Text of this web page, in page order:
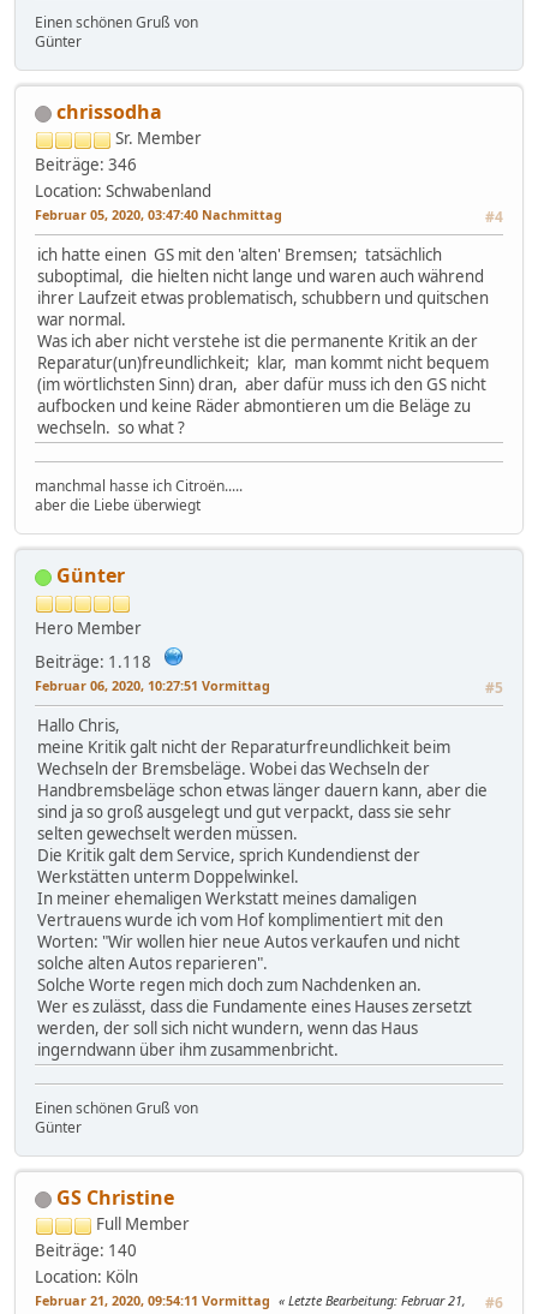
Einen schönen Gruß von
Günter
chrissodha
Sr. Member
Beiträge: 346
Location: Schwabenland
Februar 05, 2020, 03:47:40 Nachmittag #4
ich hatte einen GS mit den 'alten' Bremsen; tatsächlich
suboptimal, die hielten nicht lange und waren auch während
ihrer Laufzeit etwas problematisch, schubbern und quitschen
war normal.
Was ich aber nicht verstehe ist die permanente Kritik an der
Reparatur(un)freundlichkeit; klar, man kommt nicht bequem
(im wörtlichsten Sinn) dran, aber dafür muss ich den GS nicht
aufbocken und keine Räder abmontieren um die Beläge zu
wechseln. so what ?
manchmal hasse ich Citroën.....
aber die Liebe überwiegt
Günter
Hero Member
Beiträge: 1.118
Februar 06, 2020, 10:27:51 Vormittag #5
Hallo Chris,
meine Kritik galt nicht der Reparaturfreundlichkeit beim
Wechseln der Bremsbeläge. Wobei das Wechseln der
Handbremsbeläge schon etwas länger dauern kann, aber die
sind ja so groß ausgelegt und gut verpackt, dass sie sehr
selten gewechselt werden müssen.
Die Kritik galt dem Service, sprich Kundendienst der
Werkstätten unterm Doppelwinkel.
In meiner ehemaligen Werkstatt meines damaligen
Vertrauens wurde ich vom Hof komplimentiert mit den
Worten: "Wir wollen hier neue Autos verkaufen und nicht
solche alten Autos reparieren".
Solche Worte regen mich doch zum Nachdenken an.
Wer es zulässt, dass die Fundamente eines Hauses zersetzt
werden, der soll sich nicht wundern, wenn das Haus
ingerndwann über ihm zusammenbricht.
Einen schönen Gruß von
Günter
GS Christine
Full Member
Beiträge: 140
Location: Köln
Februar 21, 2020, 09:54:11 Vormittag #6
Letzte Bearbeitung: Februar 21,